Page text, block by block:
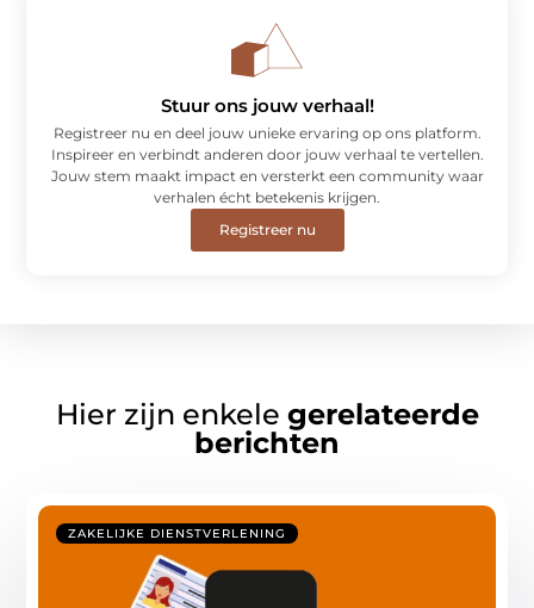
Stuur ons jouw verhaal!
Registreer nu en deel jouw unieke ervaring op ons platform.
Inspireer en verbindt anderen door jouw verhaal te vertellen.
Jouw stem maakt impact en versterkt een community waar
verhalen écht betekenis krijgen.
Registreer nu
Hier zijn enkele gerelateerde
berichten
ZAKELIJKE DIENSTVERLENING